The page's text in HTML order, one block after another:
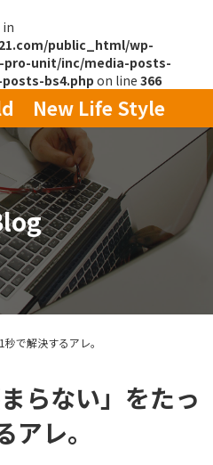
in
public_html/wp-
unit/inc/media-posts-
bs4.php on line 366
New Life Style
で解決するアレ。
らない」をたっ
レ。